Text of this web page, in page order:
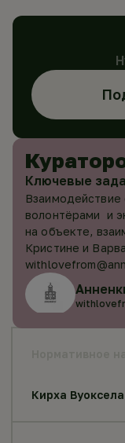
Кирха Вуоксела
Куратор
Ключевые
волонтёрами и
на объекте,
Кристине и